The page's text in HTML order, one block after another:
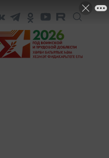
Поколение будущего